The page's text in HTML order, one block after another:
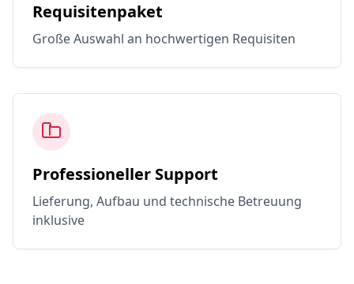
Requisitenpaket
Große Auswahl an hochwertigen Requisiten
Professioneller Support
Lieferung, Aufbau und technische Betreuung
inklusive